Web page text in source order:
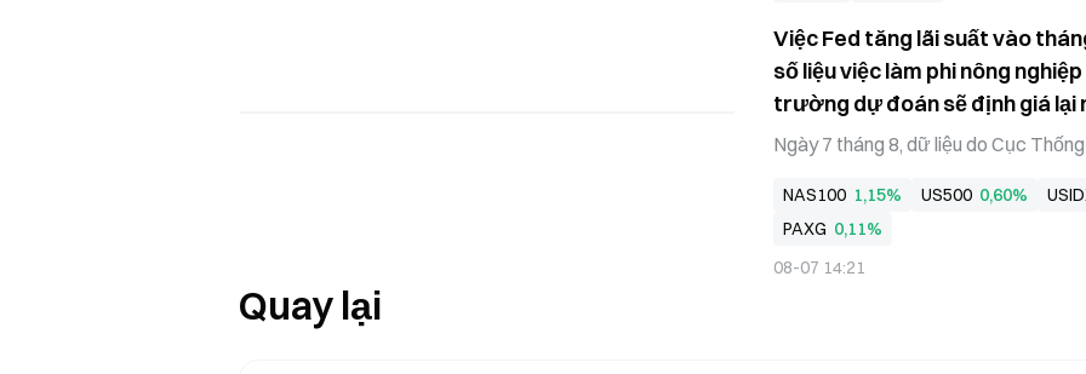
Việc Fed tăng lãi suất vào
số liệu việc làm phi nông
trường dự đoán sẽ định giá lại
Ngày 7 tháng 8, dữ liệu do Cục
23 nghìn, không chỉ lệch xa mức
thấp hơn cận dưới của toàn bộ
kết quả tệ nhất kể từ năm 2026.
NAS100 1,15% US500 0,60%
PAXG 0,11%
08-07 14:21
Quay lại